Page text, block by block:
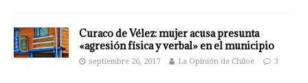
Curaco de Vélez: mujer acusa presunta
«agresión física y verbal» en el municipio
septiembre 26, 2017 La Opinión de Chiloé 3